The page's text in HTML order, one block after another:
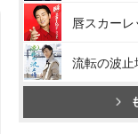
唇スカーレ
流転の波止